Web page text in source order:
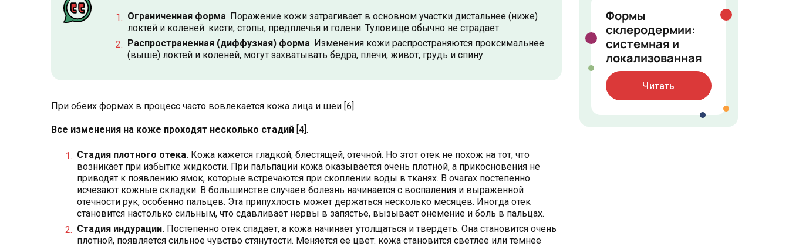
Ограниченная форма. Поражение кожи затрагивает в основном участки дистальнее (ниже)
локтей и коленей: кисти, стопы, предплечья и голени. Туловище обычно не страдает.
Распространенная (диффузная) форма. Изменения кожи распространяются проксимальнее
(выше) локтей и коленей, могут захватывать бедра, плечи, живот, грудь и спину.
При обеих формах в процесс часто вовлекается кожа лица и шеи [6].
Все изменения на коже проходят несколько стадий [4].
Стадия плотного отека. Кожа кажется гладкой, блестящей, отечной. Но этот отек не похож на тот, что
возникает при избытке жидкости. При пальпации кожа оказывается очень плотной, а прикосновения не
приводят к появлению ямок, которые встречаются при скоплении воды в тканях. В очагах постепенно
исчезают кожные складки. В большинстве случаев болезнь начинается с воспаления и выраженной
отечности рук, особенно пальцев. Эта припухлость может держаться несколько месяцев. Иногда отек
становится настолько сильным, что сдавливает нервы в запястье, вызывает онемение и боль в пальцах.
Стадия индурации. Постепенно отек спадает, а кожа начинает утолщаться и твердеть. Она становится очень
плотной, появляется сильное чувство стянутости. Меняется ее цвет: кожа становится светлее или темнее
Формы
склеродермии:
системная и
локализованная
Читать